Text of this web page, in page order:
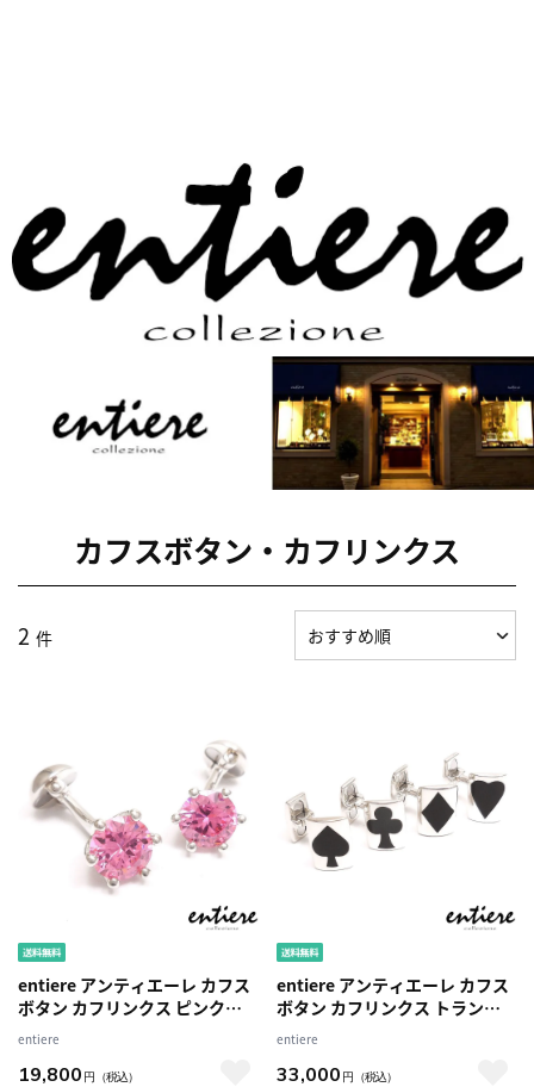
カフスボタン・カフリンクス
2 件
entiere アンティエーレ カフス
ボタン カフリンクス ピンクキ
ュービックジルコニア メンズ
シルバー925
entiere
19,800 円 （税込）
entiere アンティエーレ カフス
ボタン カフリンクス トランプ
entiere
33,000 円 （税込）